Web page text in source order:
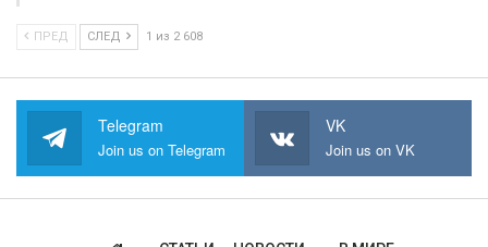
ПРЕД СЛЕД 1 из 2 608
Telegram
Join us on Telegram
VK
Join us on VK